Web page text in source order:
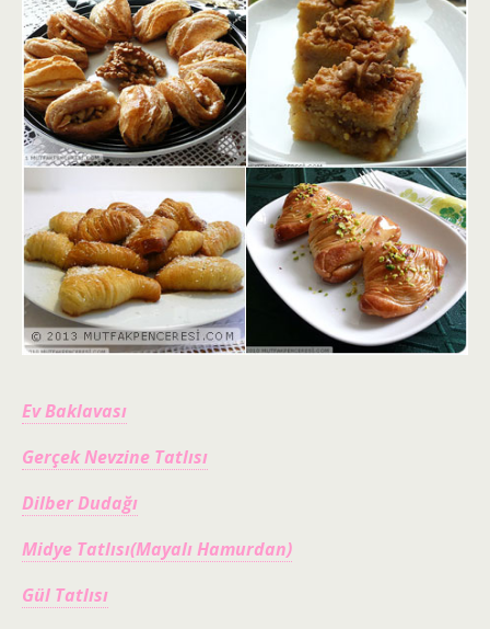
Ev Baklavası
Gerçek Nevzine Tatlısı
Dilber Dudağı
Midye Tatlısı(Mayalı Hamurdan)
Gül Tatlısı